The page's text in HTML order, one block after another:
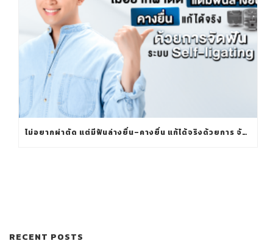
ไม่อยากผ่าตัด แต่มีฟันล่างยื่น–คางยื่น แก้ได้จริงด้วยการ จัดฟันระบบ SELF-LIGATING
RECENT POSTS